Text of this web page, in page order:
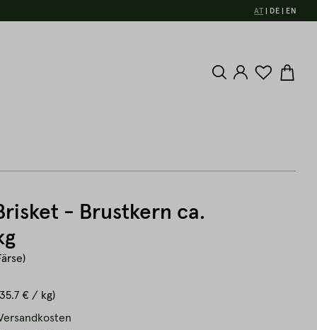
DE
AT EN
- Brustkern ca.
€ / kg)